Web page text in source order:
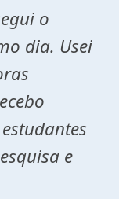
o
dia. Usei
e